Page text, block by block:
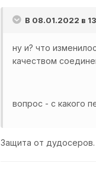
В 08.01.2022 в
ну и? что
качеством
вопрос - с какого
Защита от дудосеров.